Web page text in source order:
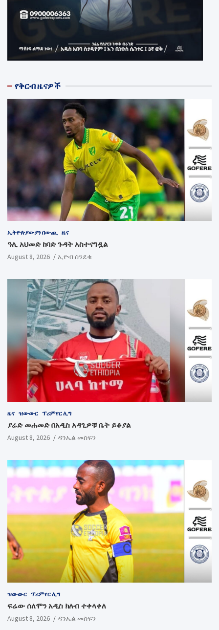
የቅርብ ዜናዎች
ኢትዮጵያውያን በውጪ ዜና
ዓሊ አህመድ ከባድ ጉዳት አስተናግዷል
August 8, 2026 ኢዮብ ሰንደቁ
ዜና ዝውውር ፕሪምየር ሊግ
ያሬድ መሐመድ በአዲስ አዳጊዎቹ ቤት ይቆያል
August 8, 2026 ዳንኤል መስፍን
ዝውውር ፕሪምየር ሊግ
ፍሬው ሰለሞን አዲስ ክለብ ተቀላቀለ
August 8, 2026 ዳንኤል መስፍን